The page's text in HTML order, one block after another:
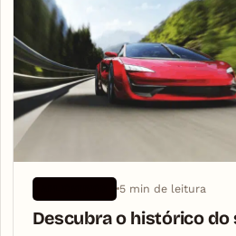
5 min de leitura
Descubra o histórico do